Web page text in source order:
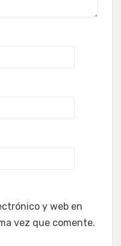
y web en
vez que comente.